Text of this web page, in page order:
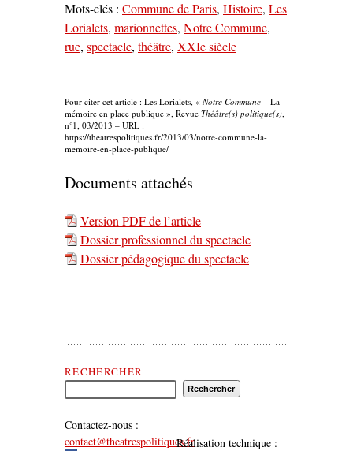
Mots-clés : Commune de Paris, Histoire, Les
Lorialets, marionnettes, Notre Commune,
rue, spectacle, théâtre, XXIe siècle
Pour citer cet article : Les Lorialets, « Notre Commune – La
mémoire en place publique », Revue Théâtre(s) politique(s)
n°1, 03/2013 – URL :
https://theatrespolitiques.fr/2013/03/notre-commune-la-
memoire-en-place-publique/
Documents attachés
Version PDF de l’article
Dossier professionnel du spectacle
Dossier pédagogique du spectacle
Rechercher Théâtre(s) Politique(s)
RECHERCHER
Contactez-nous :
contact@theatrespolitiques.frRéalisation technique :